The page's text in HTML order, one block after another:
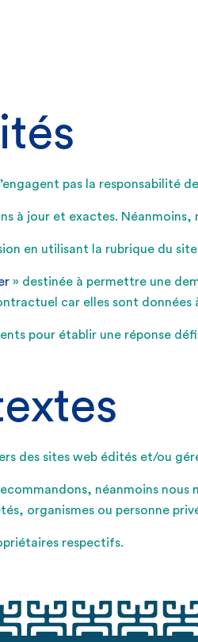
pas la responsabilité de
à jour et exactes. Néanmoins,
en utilisant la rubrique du site
» destinée à permettre une
car elles sont données
pour établir une réponse
des sites web édités et/ou
néanmoins
organismes ou personne
respectifs.